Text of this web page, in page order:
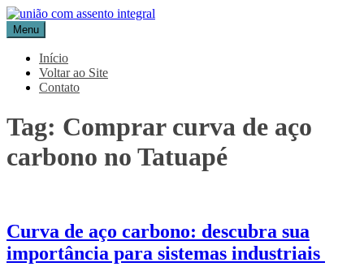
Pular
para
o
conteúdo
Blog Aceflan
Líder em Acessórios Industriais
Menu
Início
Voltar ao Site
Contato
Tag: Comprar curva de aço
carbono no Tatuapé
Curva de aço carbono: descubra sua
importância para sistemas industriais